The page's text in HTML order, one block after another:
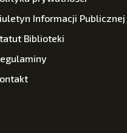
Informacji Publicznej
Biblioteki